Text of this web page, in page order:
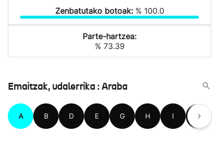
Zenbatutako botoak: % 100.0
Parte-hartzea:
% 73.39
Emaitzak, udalerrika : Araba
A B D E G H I K